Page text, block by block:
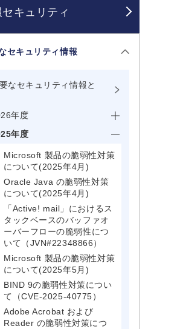
キュリティ
セキュリティ情報
なセキュリティ情報と
年度
年度
Microsoft 製品の脆弱性対策
について(2025年4月)
Oracle Java の脆弱性対策
について(2025年4月)
「Active! mail」におけるス
タックベースのバッファオ
ーバーフローの脆弱性につ
いて（JVN#22348866）
Microsoft 製品の脆弱性対策
について(2025年5月)
BIND 9の脆弱性対策につい
て（CVE-2025-40775）
Adobe Acrobat および
Reader の脆弱性対策につ